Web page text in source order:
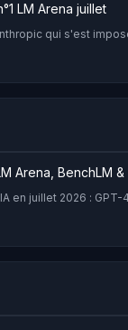
LM Arena juillet
qui s'est
Arena, BenchLM &
juillet 2026 : GPT-